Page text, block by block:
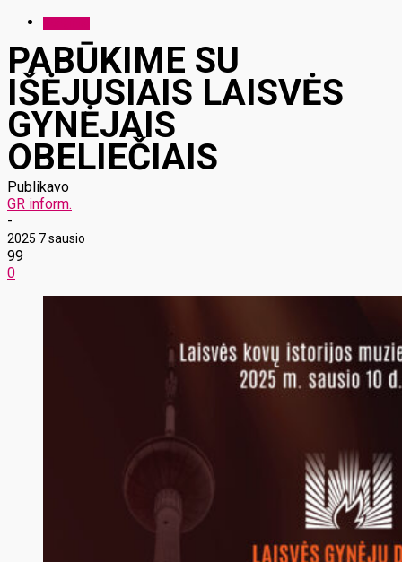
PABŪKIME SU
IŠĖJUSIAIS LAISVĖS
GYNĖJAIS
OBELIEČIAIS
Publikavo
GR inform.
-
2025 7 sausio
99
0